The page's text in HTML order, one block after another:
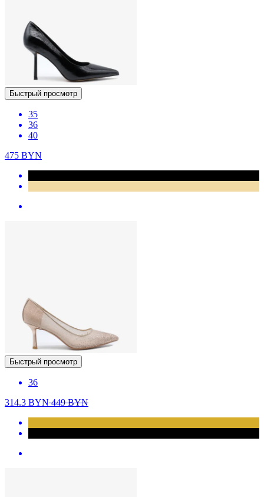
Быстрый просмотр
35
36
40
475 BYN
Быстрый просмотр
36
314.3 BYN449BYN